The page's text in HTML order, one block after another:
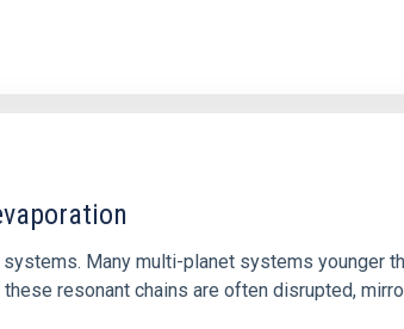
Many multi-planet systems younger
resonant chains are often disrupted,